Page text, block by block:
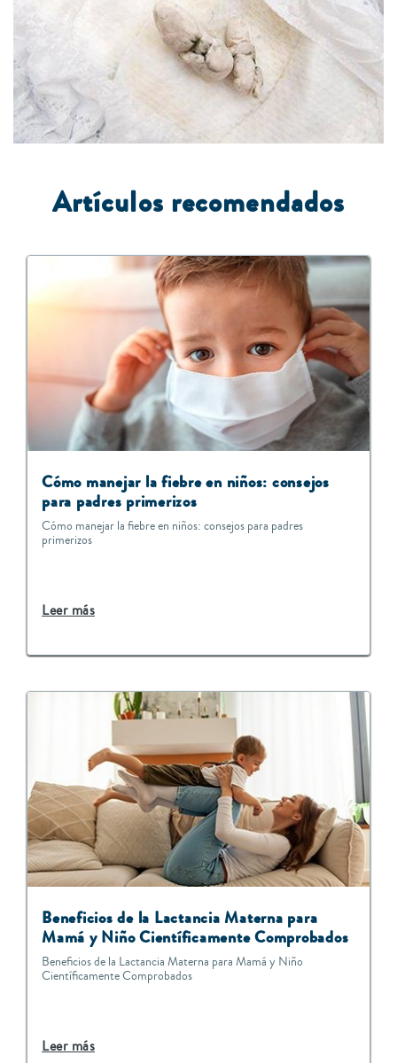
Artículos recomendados
Cómo manejar la fiebre en niños: consejos
para padres primerizos
Cómo manejar la fiebre en niños: consejos para padres
primerizos
Leer más
Beneficios de la Lactancia Materna para
Mamá y Niño Científicamente Comprobados
Beneficios de la Lactancia Materna para Mamá y Niño
Científicamente Comprobados
Leer más